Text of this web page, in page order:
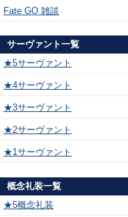
Fate GO 雑談
サーヴァント一覧
★5サーヴァント
★4サーヴァント
★3サーヴァント
★2サーヴァント
★1サーヴァント
概念礼装一覧
★5概念礼装